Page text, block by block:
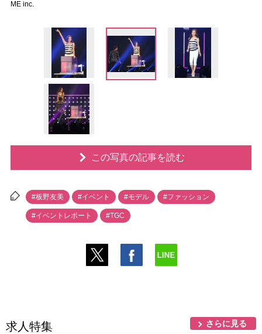
ME inc.
この写真の記事を読む
#板野友美 #イベント #モデル #ファッション
#イベントレポート #TGC
求人特集 さらに見る